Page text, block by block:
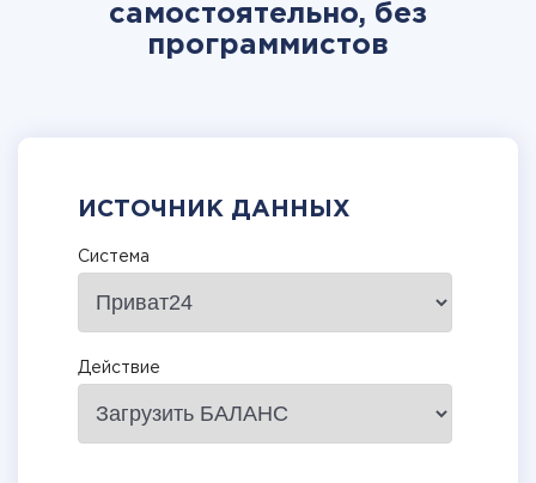
самостоятельно, без
программистов
ИСТОЧНИК ДАННЫХ
Система
Действие